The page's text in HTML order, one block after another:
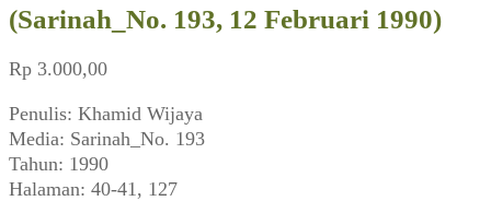
(Sarinah_No. 193, 12 Februari 1990)
Rp 3.000,00
Penulis: Khamid Wijaya
Media: Sarinah_No. 193
Tahun: 1990
Halaman: 40-41, 127